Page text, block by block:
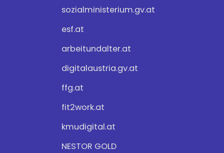
sozialministerium.gv.at
esf.at
arbeitundalter.at
digitalaustria.gv.at
ffg.at
fit2work.at
kmudigital.at
NESTOR GOLD